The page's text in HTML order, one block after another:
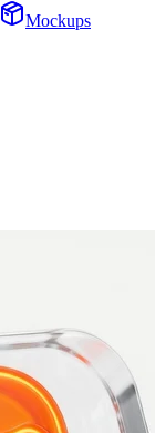
Mockups